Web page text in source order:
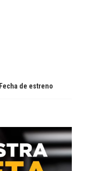
Fecha de estreno